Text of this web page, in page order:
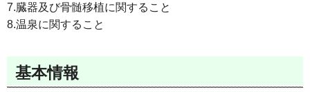
7.臓器及び骨髄移植に関すること
8.温泉に関すること
基本情報